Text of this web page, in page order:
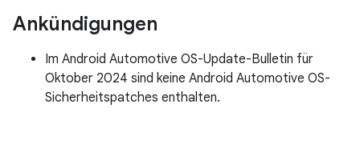
Ankündigungen
Im Android Automotive OS-Update-Bulletin für
Oktober 2024 sind keine Android Automotive OS-
Sicherheitspatches enthalten.